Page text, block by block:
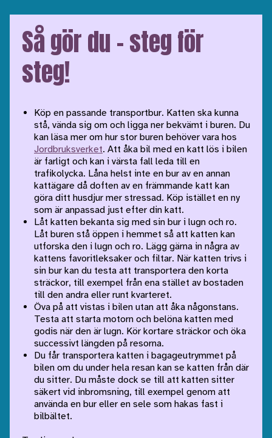
Så gör du – steg för
steg!
Köp en passande transportbur. Katten ska kunna
stå, vända sig om och ligga ner bekvämt i buren. Du
kan läsa mer om hur stor buren behöver vara hos
Jordbruksverket. Att åka bil med en katt lös i bilen
är farligt och kan i värsta fall leda till en
trafikolycka. Låna helst inte en bur av en annan
kattägare då doften av en främmande katt kan
göra ditt husdjur mer stressad. Köp istället en ny
som är anpassad just efter din katt.
Låt katten bekanta sig med sin bur i lugn och ro.
Låt buren stå öppen i hemmet så att katten kan
utforska den i lugn och ro. Lägg gärna in några av
kattens favoritleksaker och filtar. När katten trivs i
sin bur kan du testa att transportera den korta
sträckor, till exempel från ena stället av bostaden
till den andra eller runt kvarteret.
Öva på att vistas i bilen utan att åka någonstans.
Testa att starta motorn och belöna katten med
godis när den är lugn. Kör kortare sträckor och öka
successivt längden på resorna.
Du får transportera katten i bagageutrymmet på
bilen om du under hela resan kan se katten från där
du sitter. Du måste dock se till att katten sitter
säkert vid inbromsning, till exempel genom att
använda en bur eller en sele som hakas fast i
bilbältet.